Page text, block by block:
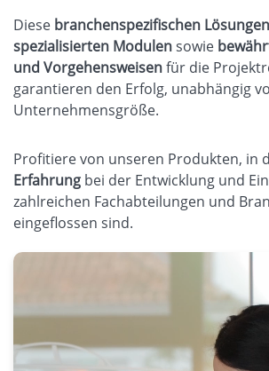
Diese branchenspezifischen
spezialisierten Modulensowie
und Vorgehensweisenfür die
garantieren den Erfolg, unabhängig
Unternehmensgröße.
Profitiere von unseren Produkten, in
Erfahrung bei der Entwicklung und
zahlreichen Fachabteilungen und
eingeflossen sind.